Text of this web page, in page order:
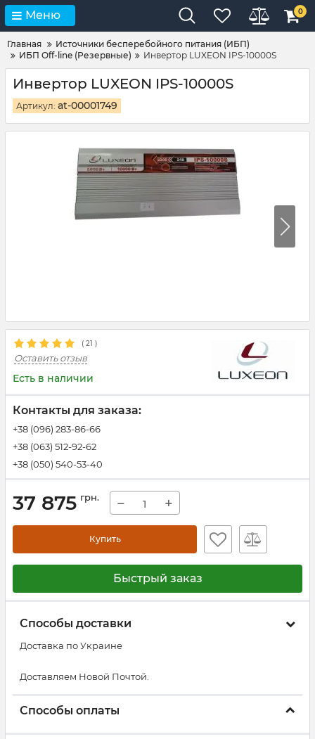
Меню 0
Главная
Источники бесперебойного питания (ИБП)
ИБП Off-line (Резервные)
Инвертор LUXEON IPS-10000S
Инвертор LUXEON IPS-10000S
Артикул: at-00001749
( 21 )
Оставить отзыв
Есть в наличии
Контакты для заказа:
+38 (096) 283-86-66
+38 (063) 512-92-62
+38 (050) 540-53-40
37 875 грн. − +
Купить
Быстрый заказ
Способы доставки
Доставка по Украине
Доставляем Новой Почтой.
Способы оплаты